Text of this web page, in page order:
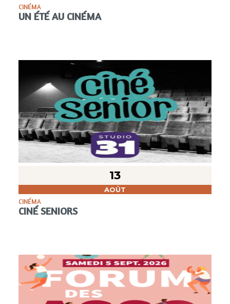
CINÉMA
UN ÉTÉ AU CINÉMA
13
AOÛT
CINÉMA
CINÉ SENIORS